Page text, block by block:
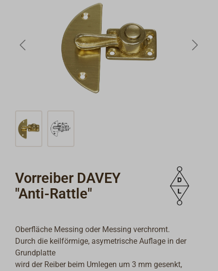
Vorreiber DAVEY
"Anti-Rattle"
Oberfläche Messing oder Messing verchromt.
Durch die keilförmige, asymetrische Auflage in der
Grundplatte
wird der Reiber beim Umlegen um 3 mm gesenkt,